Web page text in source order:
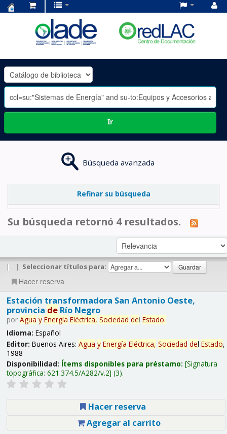
OLADE
-
Ir
Búsqueda avanzada
Refinar su búsqueda
Su búsqueda retornó 4 resultados.
| | Seleccionar títulos para:
Hacer reserva
Estación transformadora San Antonio Oeste,
provincia deRío Negro
por Agua y Energía Eléctrica, Sociedad del Estado.
Idioma: Español
Editor: Buenos Aires: Agua y Energía Eléctrica, Sociedad del Estado,
1988
Disponibilidad: Ítems disponibles para préstamo: Signatura
topográfica: 621.374.5/A282/v.2 (3).
Hacer reserva
Agregar al carrito